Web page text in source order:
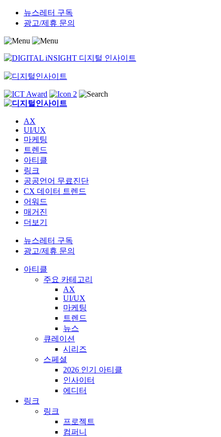
Skip
content
뉴스레터 구독
광고/제휴 문의
AX
UI/UX
마케팅
트렌드
아티클
링크
공공언어 무료진단
CX 데이터 트렌드
어워드
매거진
더보기
뉴스레터 구독
광고/제휴 문의
아티클
주요 카테고리
AX
UI/UX
마케팅
트렌드
뉴스
큐레이션
시리즈
스페셜
2026 인기 아티클
인사이터
에디터
링크
링크
프로젝트
컴퍼니